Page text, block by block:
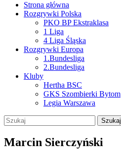
Strona główna
Rozgrywki Polska
PKO BP Ekstraklasa
1 Liga
4 Liga Śląska
Rozgrywki Europa
1.Bundesliga
2.Bundesliga
Kluby
Hertha BSC
GKS Szombierki Bytom
Legia Warszawa
Close
Menu
Szukaj:
Account
Marcin Sierczyński